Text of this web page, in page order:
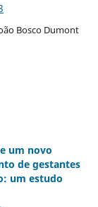
Bosco Dumont
um novo
de gestantes
um estudo